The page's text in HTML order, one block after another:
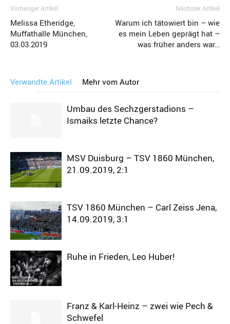
Vorheriger Artikel
Melissa Etheridge,
Muffathalle München,
03.03.2019
Nächster Artikel
Warum ich tätowiert bin – wie
es mein Leben geprägt hat –
was früher anders war…
Verwandte Artikel Mehr vom Autor
Umbau des Sechzgerstadions –
Ismaiks letzte Chance?
MSV Duisburg – TSV 1860 München,
21.09.2019, 2:1
TSV 1860 München – Carl Zeiss Jena,
14.09.2019, 3:1
Ruhe in Frieden, Leo Huber!
Franz & Karl-Heinz – zwei wie Pech &
Schwefel